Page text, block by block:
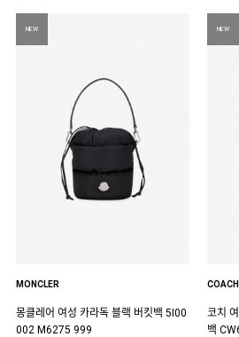
NEW
MONCLER
몽클레어 여성 카라독 블랙 버킷백 5I00
002 M6275 999
NEW
COACH
코치
백